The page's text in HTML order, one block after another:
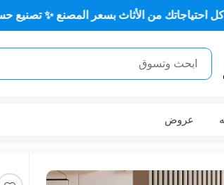
الأثاث بسعر المصنع ✨ تصنيع حسب الطلب
عروض